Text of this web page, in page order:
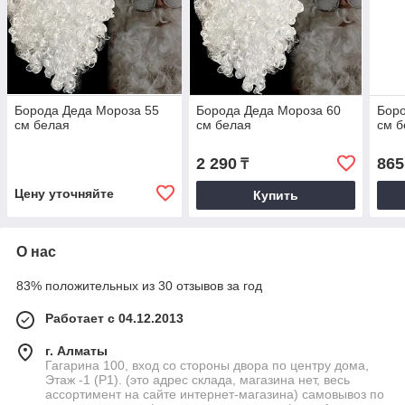
Борода Деда Мороза 55
см белая
Цену уточняйте
Борода Деда Мороза 60
см белая
2 290₸
Купить
см
865
О нас
83% положительных из 30 отзывов за год
Работает с 04.12.2013
г. Алматы
Гагарина 100, вход со стороны двора по центру дома,
Этаж -1 (P1). (это адрес склада, магазина нет, весь
ассортимент на сайте интернет-магазина) самовывоз по